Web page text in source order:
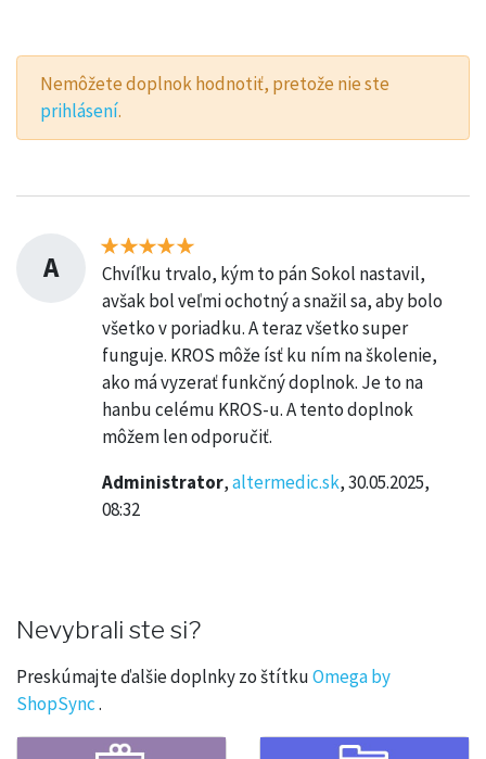
Nemôžete doplnok hodnotiť, pretože nie ste
prihlásení.
A
Chvíľku trvalo, kým to pán Sokol nastavil,
avšak bol veľmi ochotný a snažil sa, aby bolo
všetko v poriadku. A teraz všetko super
funguje. KROS môže ísť ku ním na školenie,
ako má vyzerať funkčný doplnok. Je to na
hanbu celému KROS-u. A tento doplnok
môžem len odporučiť.
Administrator,altermedic.sk, 30.05.2025,
08:32
Nevybrali ste si?
Preskúmajte ďalšie doplnky zo štítkuOmega by
ShopSync.